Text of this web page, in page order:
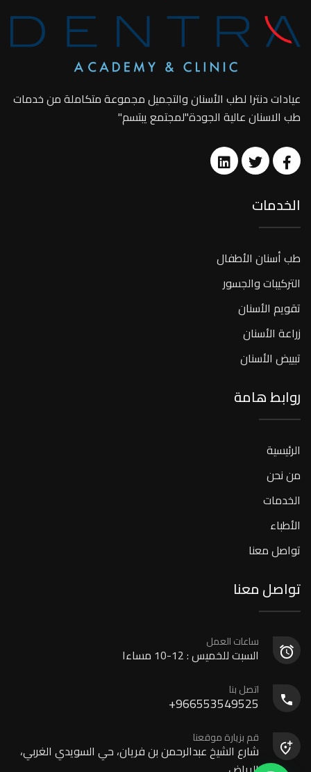
عيادات دنترا لطب الأسنان والتجميل مجموعة متكاملة من خدمات
طب الاسنان عالية الجودة"لمجتمع يبتسم"
الخدمات
طب أسنان الأطفال
التركيبات والجسور
تقويم الأسنان
زراعة الأسنان
تبييض الأسنان
روابط هامة
الرئيسية
من نحن
الخدمات
الأطباء
تواصل معنا
تواصل معنا
ساعات العمل
السبت للخميس : 12-10 مساءا
اتصل بنا
966553549525+
قم بزيارة موقعنا
شارع الشيخ عبدالرحمن بن فريان، حي السويدي الغربي،